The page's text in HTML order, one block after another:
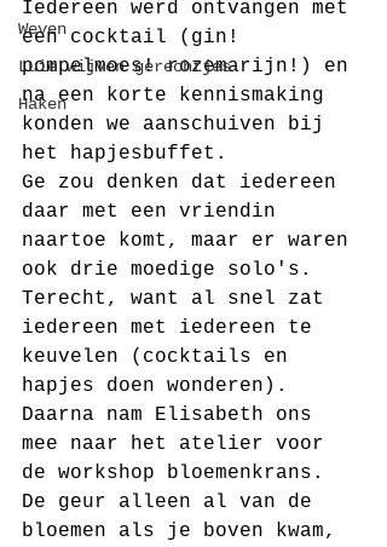
Weven
Luie wijven gerechtjes
Haken
Iedereen werd ontvangen met
een cocktail (gin!
pompelmoes! rozemarijn!) en
na een korte kennismaking
konden we aanschuiven bij
het hapjesbuffet.
Ge zou denken dat iedereen
daar met een vriendin
naartoe komt, maar er waren
ook drie moedige solo's.
Terecht, want al snel zat
iedereen met iedereen te
keuvelen (cocktails en
hapjes doen wonderen).
Daarna nam Elisabeth ons
mee naar het atelier voor
de workshop bloemenkrans.
De geur alleen al van de
bloemen als je boven kwam,